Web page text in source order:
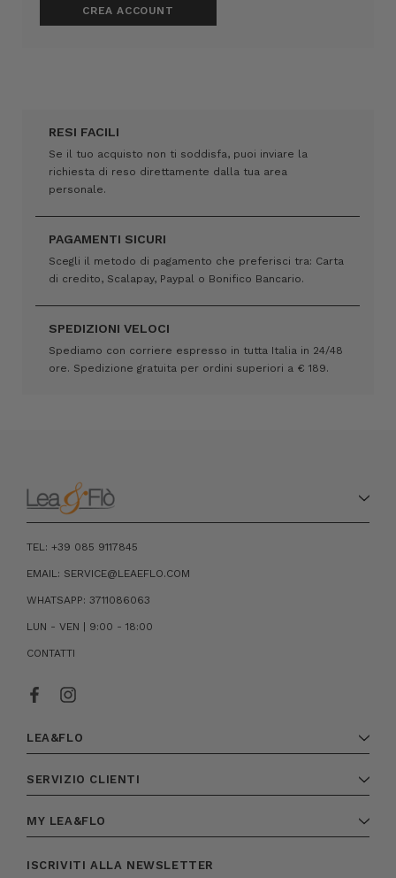
CREA ACCOUNT
RESI FACILI
Se il tuo acquisto non ti soddisfa, puoi inviare la
richiesta di reso direttamente dalla tua area
personale.
PAGAMENTI SICURI
Scegli il metodo di pagamento che preferisci tra: Carta
di credito, Scalapay, Paypal o Bonifico Bancario.
SPEDIZIONI VELOCI
Spediamo con corriere espresso in tutta Italia in 24/48
ore. Spedizione gratuita per ordini superiori a € 189.
TEL: +39 085 9117845
EMAIL: SERVICE@LEAEFLO.COM
WHATSAPP: 3711086063
LUN - VEN | 9:00 - 18:00
CONTATTI
LEA&FLO
SERVIZIO CLIENTI
MY LEA&FLO
ISCRIVITI ALLA NEWSLETTER